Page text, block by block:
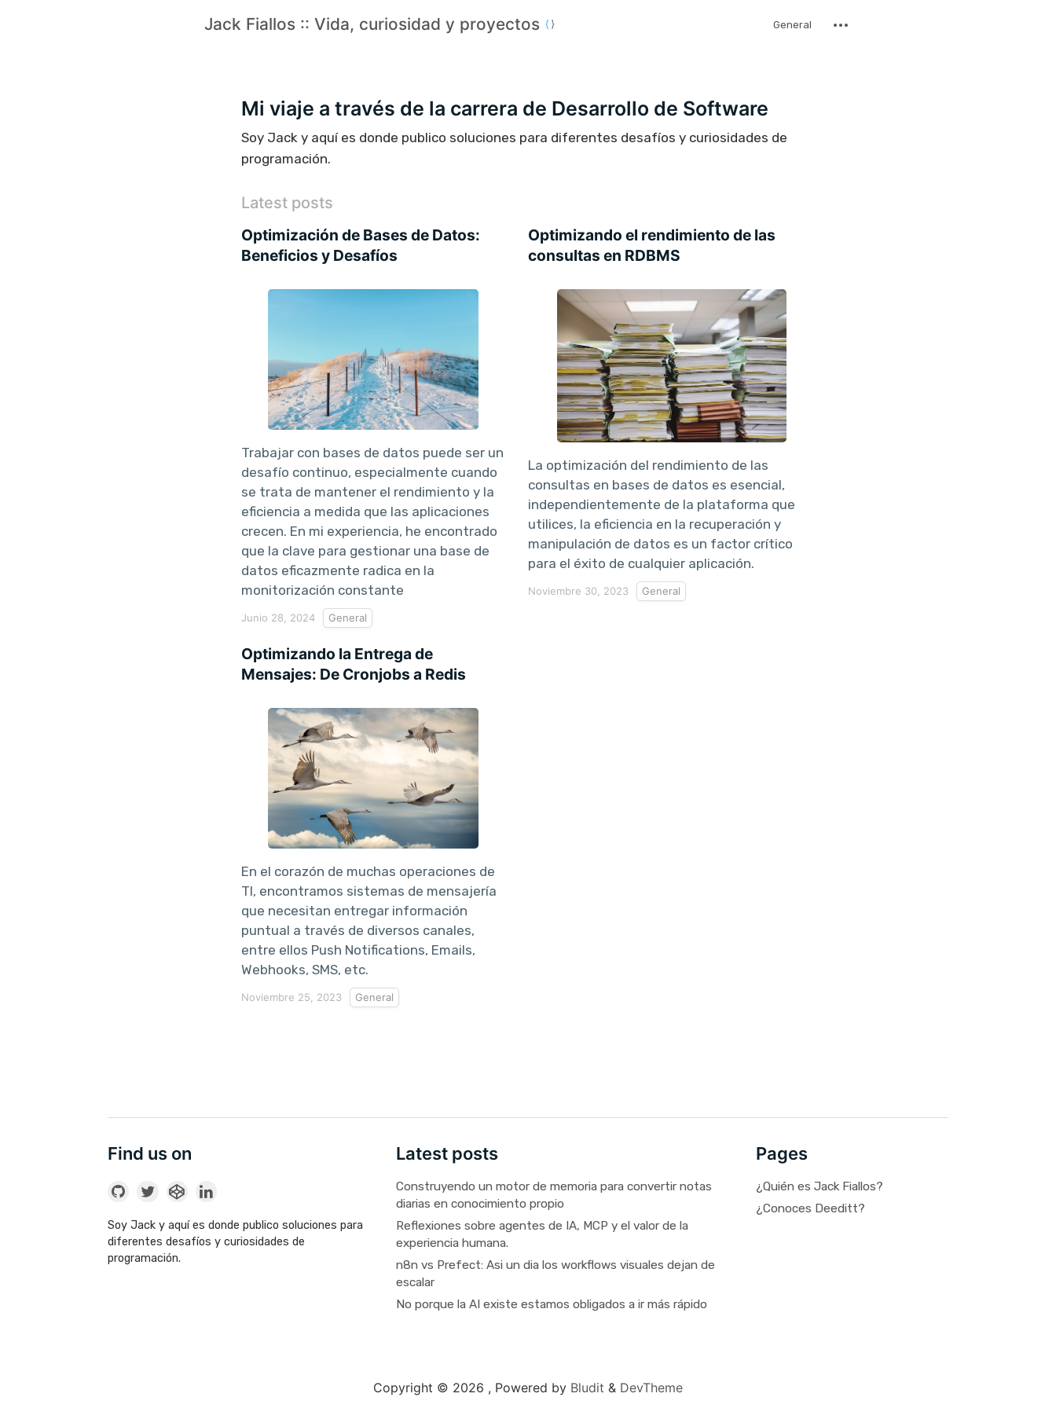
Jack Fiallos :: Vida, curiosidad y proyectos General
Mi viaje a través de la carrera de Desarrollo de Software
Soy Jack y aquí es donde publico soluciones para diferentes desafíos y curiosidades de
programación.
Latest posts
Optimización de Bases de Datos:
Beneficios y Desafíos
Trabajar con bases de datos puede ser un
desafío continuo, especialmente cuando
se trata de mantener el rendimiento y la
eficiencia a medida que las aplicaciones
crecen. En mi experiencia, he encontrado
que la clave para gestionar una base de
datos eficazmente radica en la
monitorización constante
Junio 28, 2024 General
Optimizando el rendimiento de las
consultas en RDBMS
La optimización del rendimiento de las
consultas en bases de datos es esencial,
independientemente de la plataforma que
utilices, la eficiencia en la recuperación y
manipulación de datos es un factor crítico
para el éxito de cualquier aplicación.
Noviembre 30, 2023 General
Optimizando la Entrega de
Mensajes: De Cronjobs a Redis
En el corazón de muchas operaciones de
TI, encontramos sistemas de mensajería
que necesitan entregar información
puntual a través de diversos canales,
entre ellos Push Notifications, Emails,
Webhooks, SMS, etc.
Noviembre 25, 2023 General
Find us on
Soy Jack y aquí es donde publico soluciones para
diferentes desafíos y curiosidades de
programación.
Latest posts
Construyendo un motor de memoria para convertir notas
diarias en conocimiento propio
Reflexiones sobre agentes de IA, MCP y el valor de la
experiencia humana.
n8n vs Prefect: Asi un dia los workflows visuales dejan de
escalar
No porque la AI existe estamos obligados a ir más rápido
Pages
¿Quién es Jack Fiallos?
¿Conoces Deeditt?
Copyright © 2026 , Powered by Bludit & DevTheme